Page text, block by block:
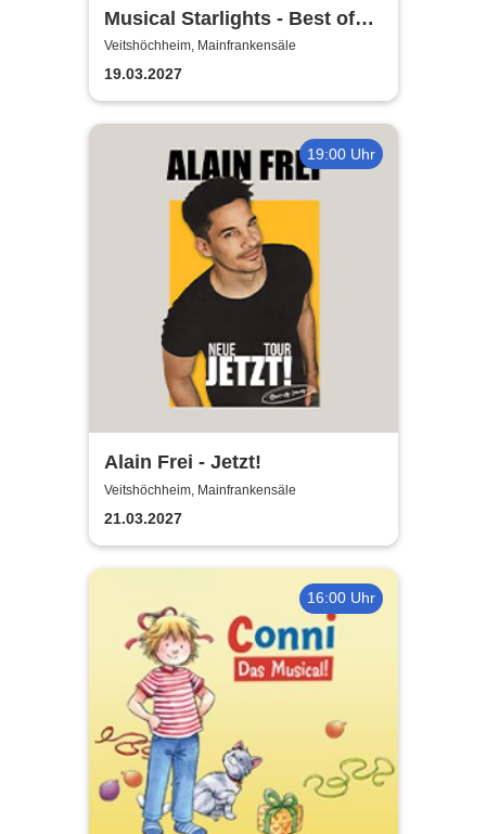
Musical Starlights - Best of
Musicals
Veitshöchheim, Mainfrankensäle
19.03.2027
19:00 Uhr
Alain Frei - Jetzt!
Veitshöchheim, Mainfrankensäle
21.03.2027
16:00 Uhr